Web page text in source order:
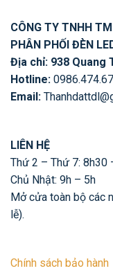
CÔNG TY TNHH
PHÂN PHỐI ĐÈN
Địa chỉ: 938 Quang
Hotline:
Email:
LIÊN HỆ
Thứ 2 – Thứ 7: 8h30
Chủ Nhật: 9h – 5h
Mở cửa toàn bộ các
lễ).
Chính sách bảo hành